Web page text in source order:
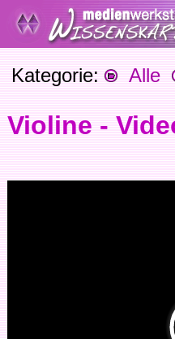
Kategorie: Alle
Violine -